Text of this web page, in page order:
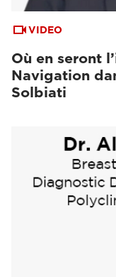
VIDEO
Où en seront
Navigation
Solbiati